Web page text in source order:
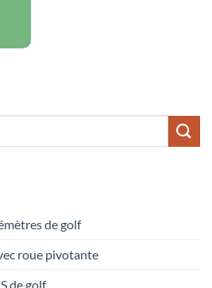
de golf
roue pivotante
de golf